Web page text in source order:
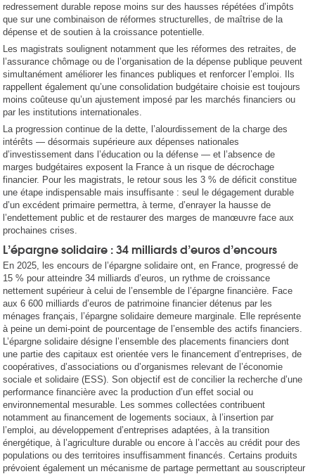
redressement durable repose moins sur des hausses répétées d’impôts
que sur une combinaison de réformes structurelles, de maîtrise de la
dépense et de soutien à la croissance potentielle.
Les magistrats soulignent notamment que les réformes des retraites, de
l’assurance chômage ou de l’organisation de la dépense publique peuvent
simultanément améliorer les finances publiques et renforcer l’emploi. Ils
rappellent également qu’une consolidation budgétaire choisie est toujours
moins coûteuse qu’un ajustement imposé par les marchés financiers ou
par les institutions internationales.
La progression continue de la dette, l’alourdissement de la charge des
intérêts — désormais supérieure aux dépenses nationales
d’investissement dans l’éducation ou la défense — et l’absence de
marges budgétaires exposent la France à un risque de décrochage
financier. Pour les magistrats, le retour sous les 3 % de déficit constitue
une étape indispensable mais insuffisante : seul le dégagement durable
d’un excédent primaire permettra, à terme, d’enrayer la hausse de
l’endettement public et de restaurer des marges de manœuvre face aux
prochaines crises.
L’épargne solidaire : 34 milliards d’euros d’encours
En 2025, les encours de l’épargne solidaire ont, en France, progressé de
15 % pour atteindre 34 milliards d’euros, un rythme de croissance
nettement supérieur à celui de l’ensemble de l’épargne financière. Face
aux 6 600 milliards d’euros de patrimoine financier détenus par les
ménages français, l’épargne solidaire demeure marginale. Elle représente
à peine un demi-point de pourcentage de l’ensemble des actifs financiers.
L’épargne solidaire désigne l’ensemble des placements financiers dont
une partie des capitaux est orientée vers le financement d’entreprises, de
coopératives, d’associations ou d’organismes relevant de l’économie
sociale et solidaire (ESS). Son objectif est de concilier la recherche d’une
performance financière avec la production d’un effet social ou
environnemental mesurable. Les sommes collectées contribuent
notamment au financement de logements sociaux, à l’insertion par
l’emploi, au développement d’entreprises adaptées, à la transition
énergétique, à l’agriculture durable ou encore à l’accès au crédit pour des
populations ou des territoires insuffisamment financés. Certains produits
prévoient également un mécanisme de partage permettant au souscripteur